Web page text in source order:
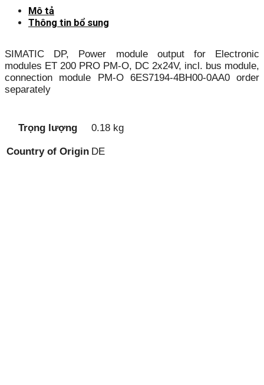
Mô tả
Thông tin bổ sung
SIMATIC DP, Power module output for Electronic
modules ET 200 PRO PM-O, DC 2x24V, incl. bus module,
connection module PM-O 6ES7194-4BH00-0AA0 order
separately
Trọng lượng 0.18 kg
Country of Origin DE